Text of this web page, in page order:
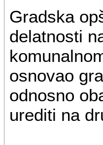
Gradska
delatnosti
osnovao
odnosno
urediti na